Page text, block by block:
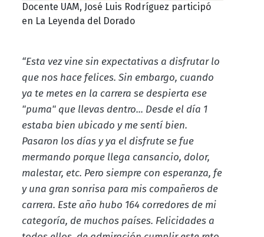
Docente UAM, José Luis Rodríguez participó
en La Leyenda del Dorado
“Esta vez vine sin expectativas a disfrutar lo
que nos hace felices. Sin embargo, cuando
ya te metes en la carrera se despierta ese
"puma" que llevas dentro... Desde el día 1
estaba bien ubicado y me sentí bien.
Pasaron los días y ya el disfrute se fue
mermando porque llega cansancio, dolor,
malestar, etc. Pero siempre con esperanza, fe
y una gran sonrisa para mis compañeros de
carrera. Este año hubo 164 corredores de mi
categoría, de muchos países. Felicidades a